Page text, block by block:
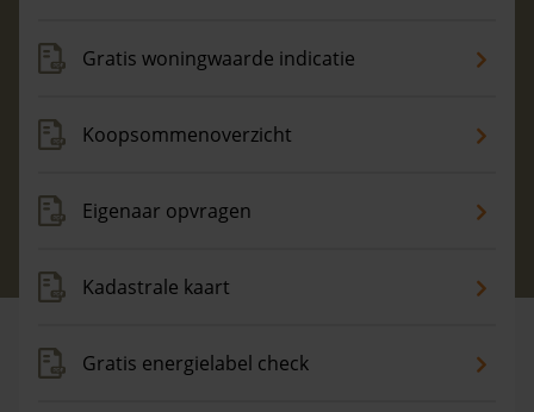
Gratis woningwaarde indicatie
Koopsommenoverzicht
Eigenaar opvragen
Kadastrale kaart
Gratis energielabel check